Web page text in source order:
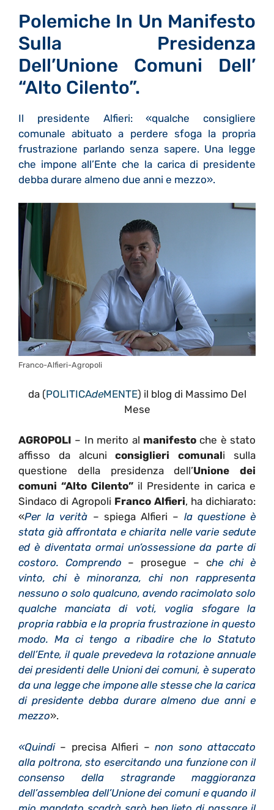
Polemiche In Un Manifesto
Sulla Presidenza
Dell’Unione Comuni Dell’
“Alto Cilento”.
Il presidente Alfieri: «qualche consigliere
comunale abituato a perdere sfoga la propria
frustrazione parlando senza sapere. Una legge
che impone all’Ente che la carica di presidente
debba durare almeno due anni e mezzo».
Franco-Alfieri-Agropoli
da (POLITICAdeMENTE) il blog di Massimo Del
Mese
AGROPOLI – In merito al manifestoche è stato
affisso da alcuniconsiglieri comunali sulla
questione della presidenza dell’Unione dei
comuni “Alto Cilento” il Presidente in carica e
Sindaco di Agropoli Franco Alfieri, ha dichiarato:
«Per la verità – spiega Alfieri – la questione è
stata già affrontata e chiarita nelle varie sedute
ed è diventata ormai un’ossessione da parte di
costoro. Comprendo – prosegue – che chi è
vinto, chi è minoranza, chi non rappresenta
nessuno o solo qualcuno, avendo racimolato solo
qualche manciata di voti, voglia sfogare la
propria rabbia e la propria frustrazione in questo
modo. Ma ci tengo a ribadire che lo Statuto
dell’Ente, il quale prevedeva la rotazione annuale
dei presidenti delle Unioni dei comuni, è superato
da una legge che impone alle stesse che la carica
di presidente debba durare almeno due anni e
mezzo».
«Quindi– precisa Alfieri – non sono attaccato
alla poltrona, sto esercitando una funzione con il
consenso della stragrande maggioranza
dell’assemblea dell’Unione dei comuni e quando il